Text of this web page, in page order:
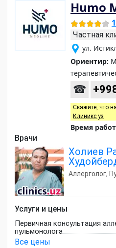
Humo
Частная
ул.
Ориентир:
☎
Скажите, что
Клиникс уз
Время
Врачи
Холиев
Аллерголог,
Услуги и цены
Первичная консультация
пульмонолога
Все цены